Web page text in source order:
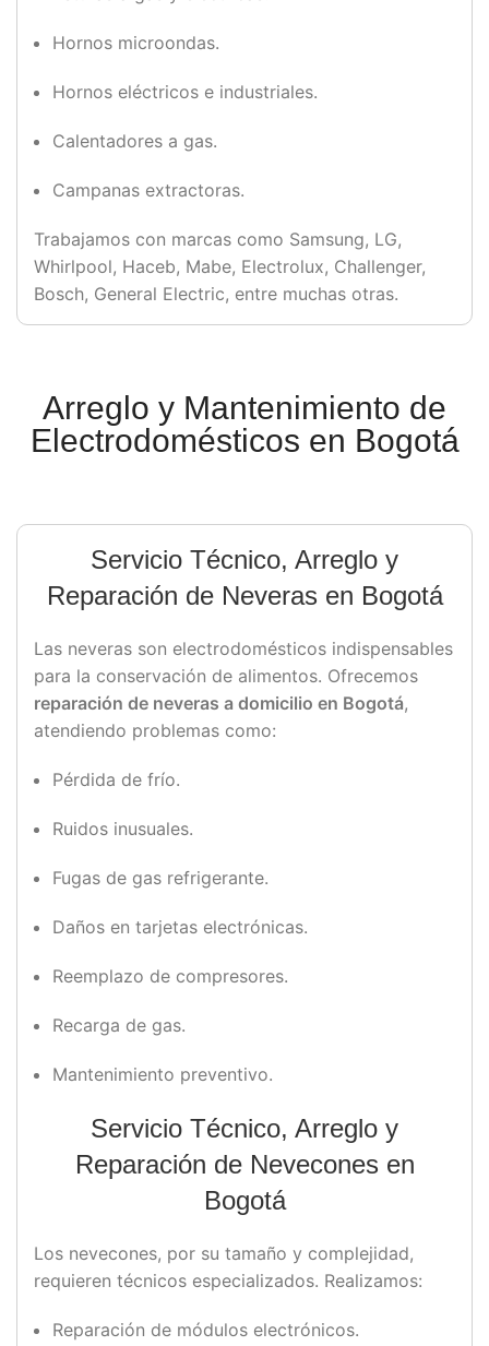
Hornos microondas.
Hornos eléctricos e industriales.
Calentadores a gas.
Campanas extractoras.
Trabajamos con marcas como Samsung, LG,
Whirlpool, Haceb, Mabe, Electrolux, Challenger,
Bosch, General Electric, entre muchas otras.
Arreglo y Mantenimiento de
Electrodomésticos en Bogotá
Servicio Técnico, Arreglo y
Reparación de Neveras en Bogotá
Las neveras son electrodomésticos indispensables
para la conservación de alimentos. Ofrecemos
reparación de neveras a domicilio en Bogotá,
atendiendo problemas como:
Pérdida de frío.
Ruidos inusuales.
Fugas de gas refrigerante.
Daños en tarjetas electrónicas.
Reemplazo de compresores.
Recarga de gas.
Mantenimiento preventivo.
Servicio Técnico, Arreglo y
Reparación de Nevecones en
Bogotá
Los nevecones, por su tamaño y complejidad,
requieren técnicos especializados. Realizamos:
Reparación de módulos electrónicos.